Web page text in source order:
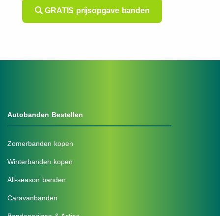
GRATIS prijsopgave banden
Autobanden Bestellen
Zomerbanden kopen
Winterbanden kopen
All-season banden
Caravanbanden